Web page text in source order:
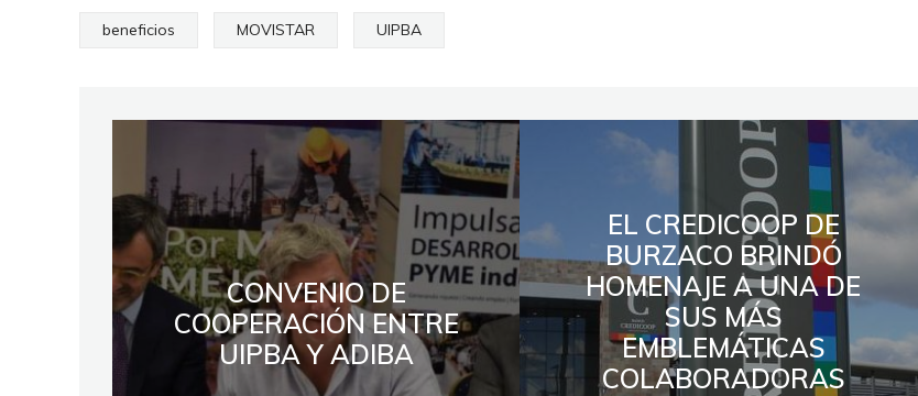
beneficios MOVISTAR UIPBA
CONVENIO DE
COOPERACIÓN ENTRE
UIPBA Y ADIBA
EL CREDICOOP DE
BURZACO BRINDÓ
HOMENAJE A UNA DE
SUS MÁS
EMBLEMÁTICAS
COLABORADORAS